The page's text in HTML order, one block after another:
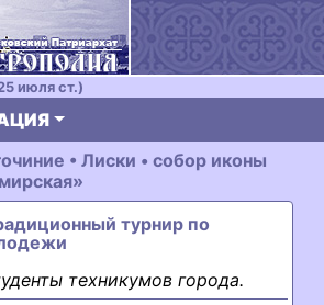
июля ст.)
• Лиски • собор иконы
турнир по
техникумов города.